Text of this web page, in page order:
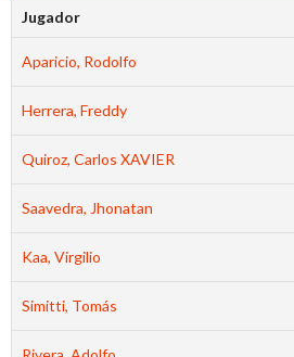
Jugador
Aparicio, Rodolfo
Herrera, Freddy
Quiroz, Carlos XAVIER
Saavedra, Jhonatan
Kaa, Virgilio
Simitti, Tomás